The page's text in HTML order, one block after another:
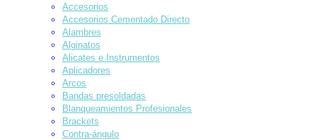
Accesorios
Accesorios Cementado Directo
Alambres
Alginatos
Alicates e Instrumentos
Aplicadores
Arcos
Bandas presoldadas
Blanqueamientos Profesionales
Brackets
Contra-ángulo